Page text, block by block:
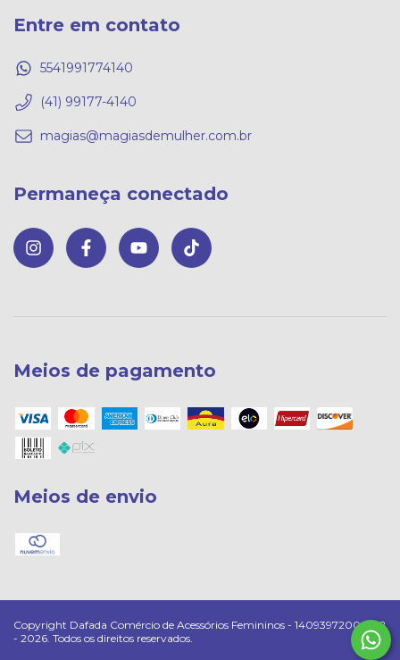
Entre em contato
5541991774140
(41) 99177-4140
magias@magiasdemulher.com.br
Permaneça conectado
Meios de pagamento
Meios de envio
Copyright Dafada Comércio de Acessórios Femininos - 14093972000182
- 2026. Todos os direitos reservados.